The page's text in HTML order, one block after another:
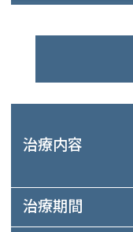
治療内容
治療期間